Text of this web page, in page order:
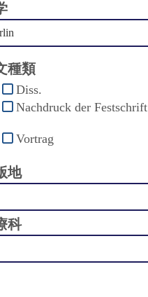
種類
Diss.
Nachdruck der Festschrift
Vortrag
地
科